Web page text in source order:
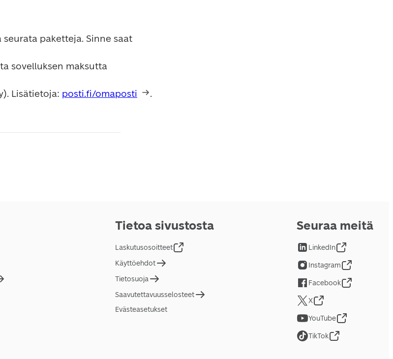
paketteja. Sinne saat
Lisätietoja: posti.fi/omaposti .
Tietoa sivustosta
Laskutusosoitteet
Käyttöehdot
Tietosuoja
Saavutettavuusselosteet
Evästeasetukset
Seuraa meitä
LinkedIn
Instagram
Facebook
X
YouTube
TikTok